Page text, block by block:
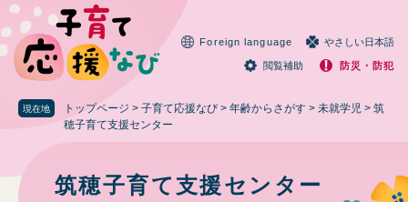
ペ
ー
ジ
Foreign language やさしい日本語
閲覧補助 防災・防犯
現在地 トップページ > 子育て応援なび > 年齢からさがす > 未就学児 > 筑
穂子育て支援センター
文
筑穂子育て支援センター